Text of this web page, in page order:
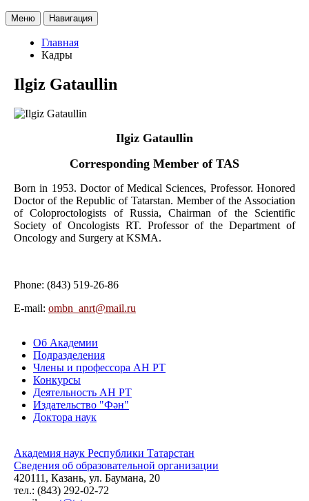
Меню Навигация
Главная
Кадры
Ilgiz Gataullin
Ilgiz Gataullin
Corresponding Member of TAS
Born in 1953. Doctor of Medical Sciences, Professor. Honored
Doctor of the Republic of Tatarstan. Member of the Association
of Coloproctologists of Russia, Chairman of the Scientific
Society of Oncologists RT. Professor of the Department of
Oncology and Surgery at KSMA.
Phone: (843) 519-26-86
Е-mail: ombn_anrt@mail.ru
Об Академии
Подразделения
Члены и профессора АН РТ
Конкурсы
Деятельность АН РТ
Издательство "Фән"
Доктора наук
Академия наук Республики Татарстан
Сведения об образовательной организации
420111, Казань, ул. Баумана, 20
тел.: (843) 292-02-72